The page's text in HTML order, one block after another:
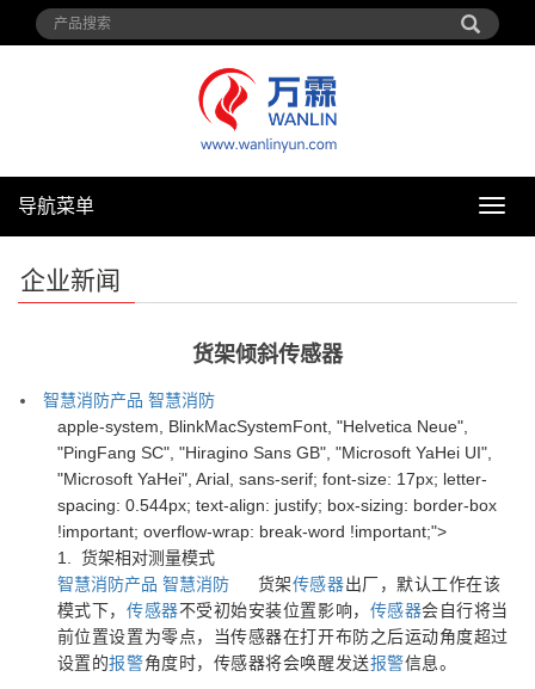
导
导航菜单
企业新闻
货架倾斜传感器
智慧消防产品 智慧消防
apple-system, BlinkMacSystemFont, "Helvetica Neue",
"PingFang SC", "Hiragino Sans GB", "Microsoft YaHei UI",
"Microsoft YaHei", Arial, sans-serif; font-size: 17px; letter-
spacing: 0.544px; text-align: justify; box-sizing: border-box
!important; overflow-wrap: break-word !important;">
1. 货架相对测量模式
智慧消防产品 智慧消防 货架传感器出厂，默认工作在该
模式下， 传感器不受初始安装位置影响， 传感器会自行将当
前位置设置为零点，当传感器在打开布防之后运动角度超过
设置的报警角度时，传感器将会唤醒发送报警信息。